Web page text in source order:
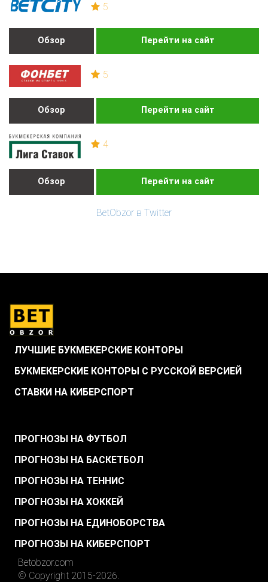
5
Обзор Перейти на сайт
5
Обзор Перейти на сайт
4
Обзор Перейти на сайт
BetObzor в Twitter
ЛУЧШИЕ БУКМЕКЕРСКИЕ КОНТОРЫ
БУКМЕКЕРСКИЕ КОНТОРЫ С РУССКОЙ ВЕРСИЕЙ
СТАВКИ НА КИБЕРСПОРТ
ПРОГНОЗЫ НА ФУТБОЛ
ПРОГНОЗЫ НА БАСКЕТБОЛ
ПРОГНОЗЫ НА ТЕННИС
ПРОГНОЗЫ НА ХОККЕЙ
ПРОГНОЗЫ НА ЕДИНОБОРСТВА
ПРОГНОЗЫ НА КИБЕРСПОРТ
Betobzor.com
© Copyright 2015-2026.